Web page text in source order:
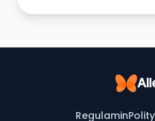
Regulamin